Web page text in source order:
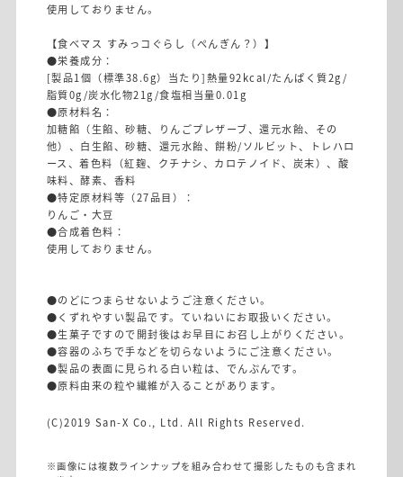
使用しておりません。
【食べマス すみっコぐらし（ぺんぎん？）】
●栄養成分：
[製品1個（標準38.6g）当たり]熱量92kcal/たんぱく質2g/
脂質0g/炭水化物21g/食塩相当量0.01g
●原材料名：
加糖餡（生餡、砂糖、りんごプレザーブ、還元水飴、その
他）、白生餡、砂糖、還元水飴、餅粉/ソルビット、トレハロ
ース、着色料（紅麹、クチナシ、カロテノイド、炭末）、酸
味料、酵素、香料
●特定原材料等（27品目）：
りんご・大豆
●合成着色料：
使用しておりません。
●のどにつまらせないようご注意ください。
●くずれやすい製品です。ていねいにお取扱いください。
●生菓子ですので開封後はお早目にお召し上がりください。
●容器のふちで手などを切らないようにご注意ください。
●製品の表面に見られる白い粒は、でんぷんです。
●原料由来の粒や繊維が入ることがあります。
(C)2019 San-X Co., Ltd. All Rights Reserved.
※画像には複数ラインナップを組み合わせて撮影したものも含まれ